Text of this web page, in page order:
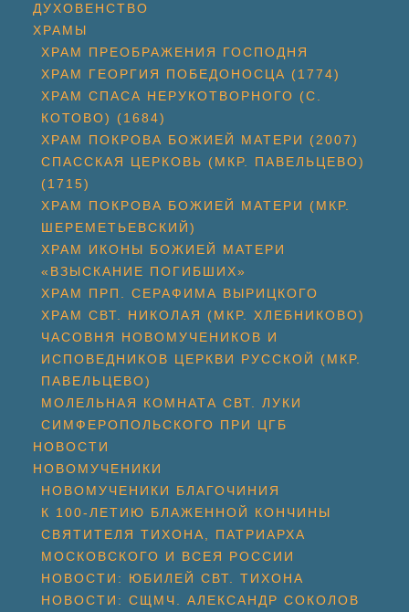
ДУХОВЕНСТВО
ХРАМЫ
ХРАМ ПРЕОБРАЖЕНИЯ ГОСПОДНЯ
ХРАМ ГЕОРГИЯ ПОБЕДОНОСЦА (1774)
ХРАМ СПАСА НЕРУКОТВОРНОГО (С.
КОТОВО) (1684)
ХРАМ ПОКРОВА БОЖИЕЙ МАТЕРИ (2007)
СПАССКАЯ ЦЕРКОВЬ (МКР. ПАВЕЛЬЦЕВО)
(1715)
ХРАМ ПОКРОВА БОЖИЕЙ МАТЕРИ (МКР.
ШЕРЕМЕТЬЕВСКИЙ)
ХРАМ ИКОНЫ БОЖИЕЙ МАТЕРИ
«ВЗЫСКАНИЕ ПОГИБШИХ»
ХРАМ ПРП. СЕРАФИМА ВЫРИЦКОГО
ХРАМ СВТ. НИКОЛАЯ (МКР. ХЛЕБНИКОВО)
ЧАСОВНЯ НОВОМУЧЕНИКОВ И
ИСПОВЕДНИКОВ ЦЕРКВИ РУССКОЙ (МКР.
ПАВЕЛЬЦЕВО)
МОЛЕЛЬНАЯ КОМНАТА СВТ. ЛУКИ
СИМФЕРОПОЛЬСКОГО ПРИ ЦГБ
НОВОСТИ
НОВОМУЧЕНИКИ
НОВОМУЧЕНИКИ БЛАГОЧИНИЯ
К 100-ЛЕТИЮ БЛАЖЕННОЙ КОНЧИНЫ
СВЯТИТЕЛЯ ТИХОНА, ПАТРИАРХА
МОСКОВСКОГО И ВСЕЯ РОССИИ
НОВОСТИ: ЮБИЛЕЙ СВТ. ТИХОНА
НОВОСТИ: СЩМЧ. АЛЕКСАНДР СОКОЛОВ